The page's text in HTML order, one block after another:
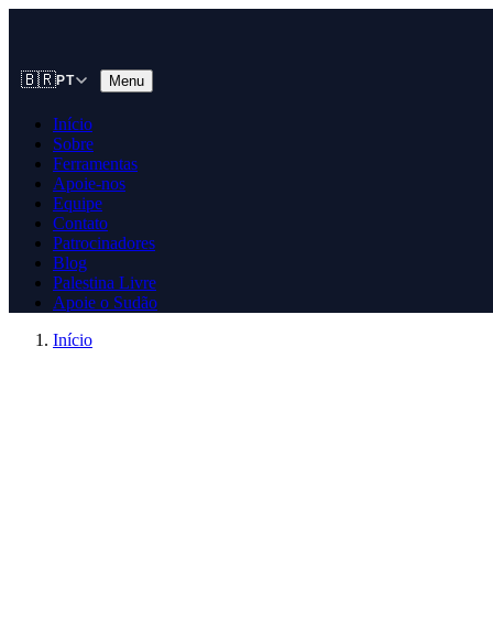
🇧🇷PT Menu
Início
Sobre
Ferramentas
Apoie-nos
Equipe
Contato
Patrocinadores
Blog
Palestina Livre
Apoie o Sudão
Início